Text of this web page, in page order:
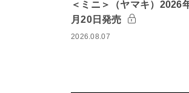
＜ミニ＞（ヤマキ）2026
月20日発売
2026.08.07